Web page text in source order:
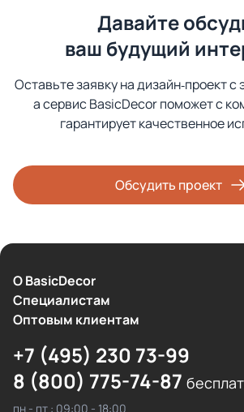
Давайте
ваш будущий
Оставьте заявку на дизайн‑проект
а сервис BasicDecor поможет с
гарантирует качественное
Обсудить проект
О BasicDecor
Cпециалистам
Оптовым клиентам
+7 (495) 230 73-99
8 (800) 775-74-87
пн - пт : 09:00 - 18:00